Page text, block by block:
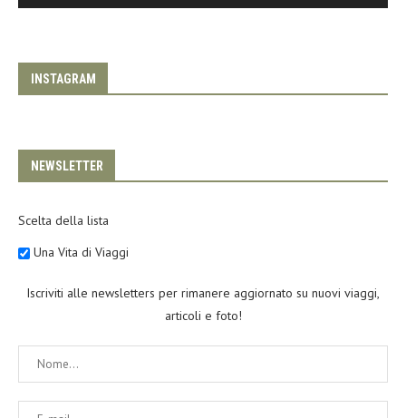
INSTAGRAM
NEWSLETTER
Scelta della lista
Una Vita di Viaggi
Iscriviti alle newsletters per rimanere aggiornato su nuovi viaggi,
articoli e foto!